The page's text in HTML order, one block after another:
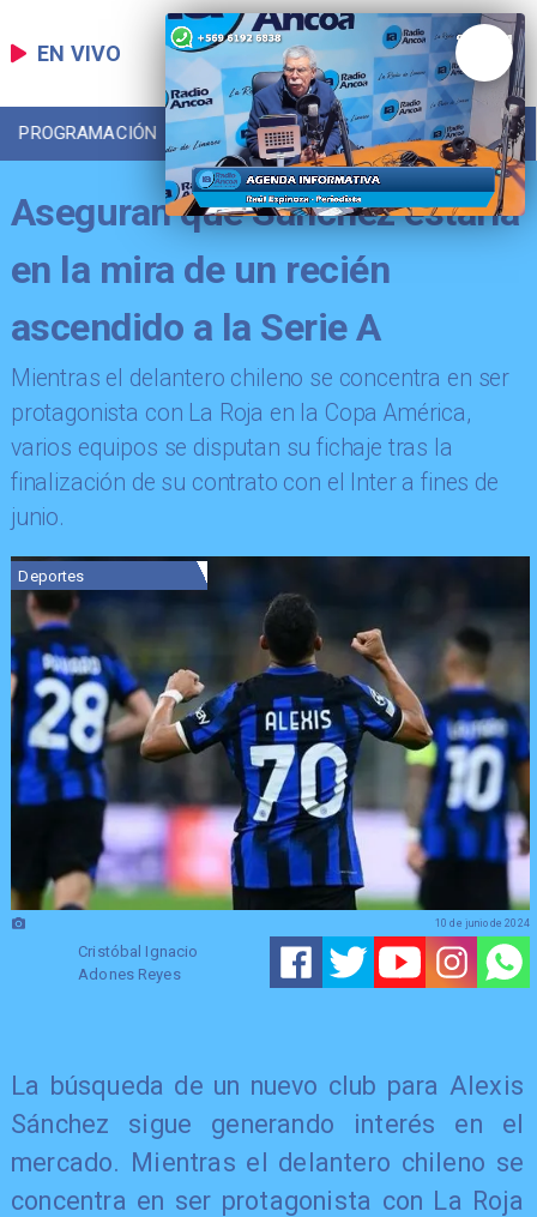
EN VIVO
PROGRAMACIÓN LOCAL DEPORTES
Aseguran que Sánchez estaría
en la mira de un recién
ascendido a la Serie A
Mientras el delantero chileno se concentra en ser
protagonista con La Roja en la Copa América,
varios equipos se disputan su fichaje tras la
finalización de su contrato con el Inter a fines de
junio.
Deportes
Cristóbal Ignacio
Adones Reyes
10 de junio de 2024
La búsqueda de un nuevo club para Alexis
Sánchez sigue generando interés en el
mercado. Mientras el delantero chileno se
concentra en ser protagonista con La Roja